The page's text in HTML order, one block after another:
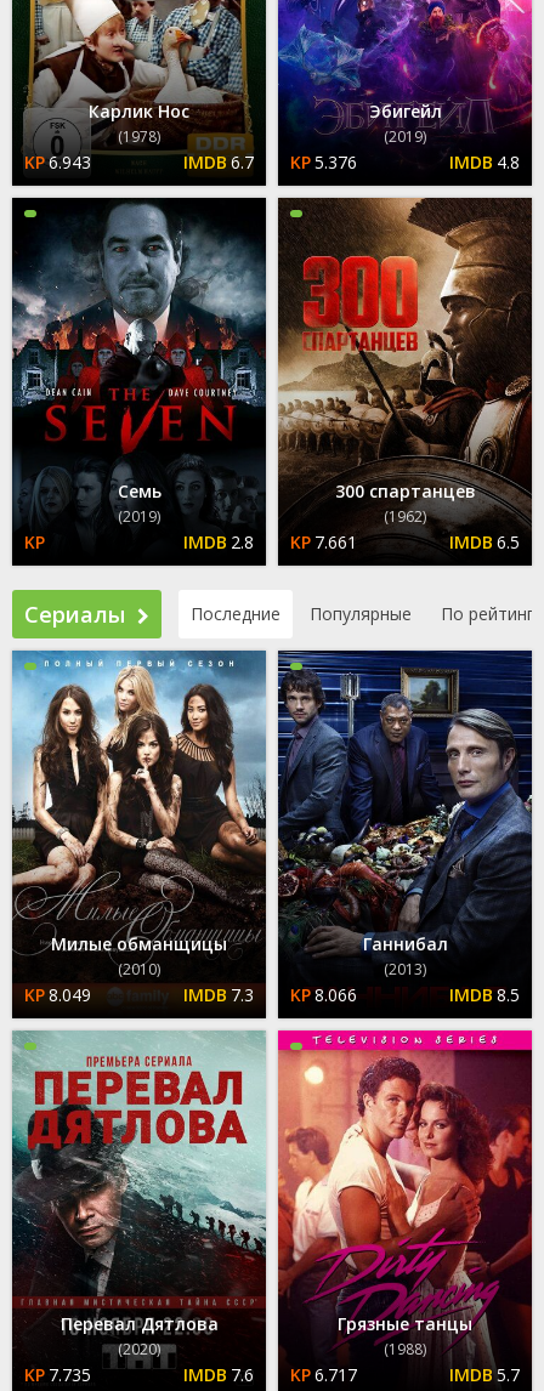
Карлик Нос
(1978)
6.943 6.7
Эбигейл
(2019)
5.376 4.8
Семь
(2019)
2.8
300 спартанцев
(1962)
7.661 6.5
Сериалы Последние Популярные По рейтингу
Милые обманщицы
(2010)
8.049 7.3
Ганнибал
(2013)
8.066 8.5
Перевал Дятлова
(2020)
7.735 7.6
Грязные танцы
(1988)
6.717 5.7